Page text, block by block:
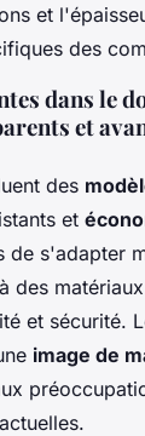
et
des
dans le
et
des
et
de s'adapter
des
et sécurité.
image de